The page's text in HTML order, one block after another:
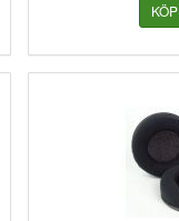
KÖP